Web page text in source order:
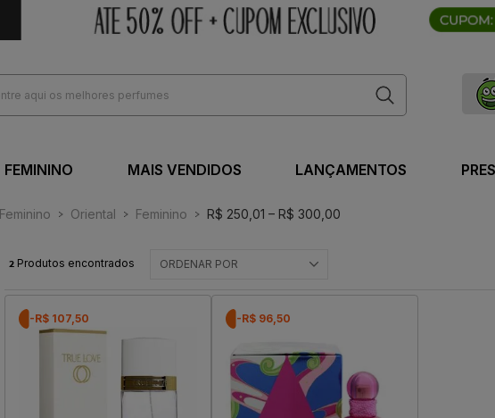
FEMININO MAIS VENDIDOS LANÇAMENTOS
Feminino Oriental Feminino R$ 250,01 – R$ 300,00
ORDENAR POR
2 Produtos encontrados
-R$ 107,50 -R$ 96,50